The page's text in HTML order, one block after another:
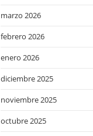
marzo 2026
febrero 2026
enero 2026
diciembre 2025
noviembre 2025
octubre 2025